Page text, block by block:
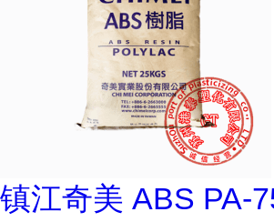
镇江奇美 ABS PA-